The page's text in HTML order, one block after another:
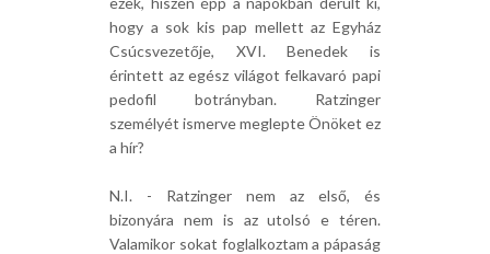
hogy a sok kis pap mellett az Egyház
Csúcsvezetője, XVI. Benedek is
érintett az egész világot felkavaró papi
pedofil botrányban. Ratzinger
személyét ismerve meglepte Önöket ez
a hír?
N.I. - Ratzinger nem az első, és
bizonyára nem is az utolsó e téren.
Valamikor sokat foglalkoztam a pápaság